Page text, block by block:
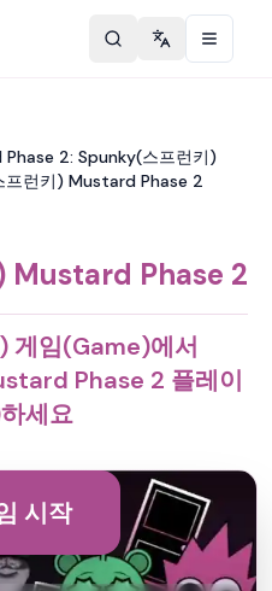
Change
2: Spunky(스프런키)
런키) Mustard Phase 2
Mustard Phase 2
게임(Game)에서
Phase 2 플레이
세요
시작